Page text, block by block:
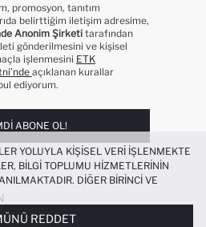
promosyon, tanıtım
belirttiğim iletişim adresime,
Anonim Şirketi tarafından
gönderilmesini ve kişisel
işlenmesini ETK
açıklanan kurallar
ediyorum.
ABONE OL!
YOLUYLA KIŞISEL VERI IŞLENMEKTE
BILGI TOPLUMU HIZMETLERININ
DIĞER BIRINCI VE
SIZE DAHA IYI BIR ALIŞVERIŞ
DAHA IŞLEVSEL KILINMASI VE
VERMENIZ HALINDE, SIZLERE
REDDET